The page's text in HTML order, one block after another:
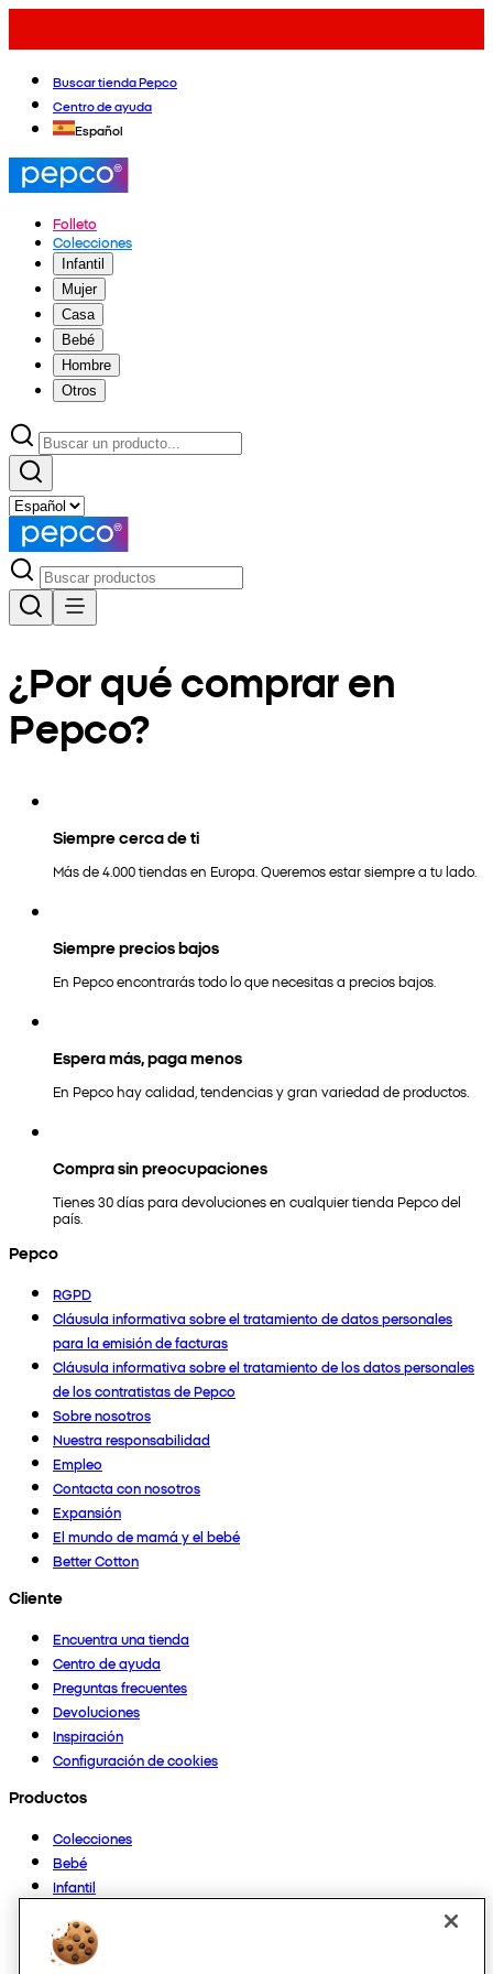
Buscar tienda Pepco
Centro de ayuda
Español
Folleto
Colecciones
Infantil
Mujer
Casa
Bebé
Hombre
Otros
¿Por qué comprar en
Pepco?
Siempre cerca de ti
Más de 4.000 tiendas en Europa. Queremos estar siempre a tu lado.
Siempre precios bajos
En Pepco encontrarás todo lo que necesitas a precios bajos.
Espera más, paga menos
En Pepco hay calidad, tendencias y gran variedad de productos.
Compra sin preocupaciones
Tienes 30 días para devoluciones en cualquier tienda Pepco del
país.
Pepco
RGPD
Cláusula informativa sobre el tratamiento de datos personales
para la emisión de facturas
Cláusula informativa sobre el tratamiento de los datos personales
de los contratistas de Pepco
Sobre nosotros
Nuestra responsabilidad
Empleo
Contacta con nosotros
Expansión
El mundo de mamá y el bebé
Better Cotton
Cliente
Encuentra una tienda
Centro de ayuda
Preguntas frecuentes
Devoluciones
Inspiración
Configuración de cookies
Productos
Colecciones
Bebé
Infantil
Mujer
Hombre